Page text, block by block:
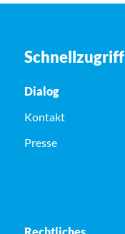
Schnellzugriff
Dialog
Kontakt
Presse